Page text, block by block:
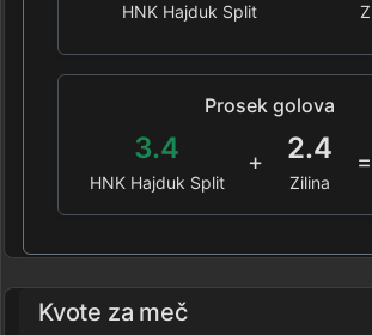
HNK Hajduk Split
Prosek golova
3.4
HNK Hajduk Split
+ 2.4
Zilina
=
Kvote za meč